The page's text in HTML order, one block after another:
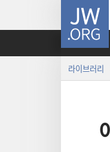
JW.ORG
라이브러리